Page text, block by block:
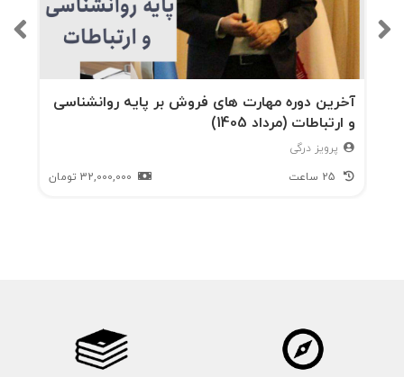
آخرین دوره مهارت های فروش بر پایه روانشناسی
و ارتباطات (مرداد 1405)
پرویز درگی
32,000,000 تومان